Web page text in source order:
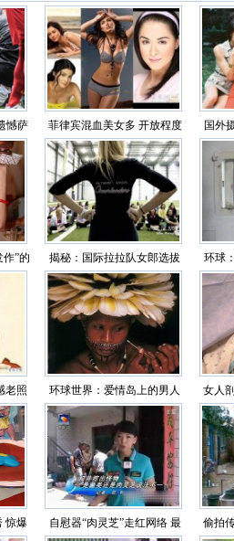
憾萨
复
菲律宾混血美女多 开放程度
超乎想象
国外
”的 揭秘：国际拉拉队女郎选拔
过程（靓图）
环球
老照 环球世界：爱情岛上的男人
为何怕出门（图）
女人
惊爆 自慰器“肉灵芝”走红网络 最 偷拍